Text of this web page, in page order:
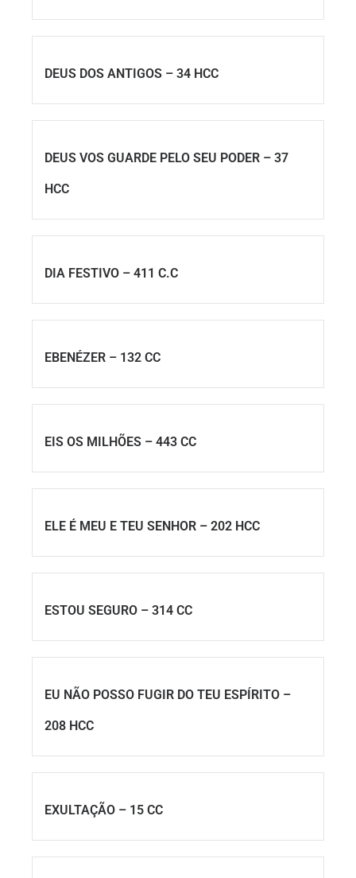
DEUS DOS ANTIGOS – 34 HCC
DEUS VOS GUARDE PELO SEU PODER – 37
HCC
DIA FESTIVO – 411 C.C
EBENÉZER – 132 CC
EIS OS MILHÕES – 443 CC
ELE É MEU E TEU SENHOR – 202 HCC
ESTOU SEGURO – 314 CC
EU NÃO POSSO FUGIR DO TEU ESPÍRITO –
208 HCC
EXULTAÇÃO – 15 CC